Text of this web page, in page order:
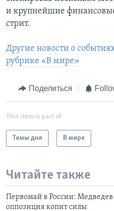
и крупнейшие
стрит.
Другие новости о
рубрике «В мире»
Поделиться
This item is part of
Темы дня В мире
Читайте также
Первомай в России:
оппозиция копит силы